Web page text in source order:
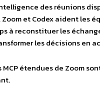
des réunions
et Codex aident les
à reconstituer les
les décisions en
étendues de Zoom